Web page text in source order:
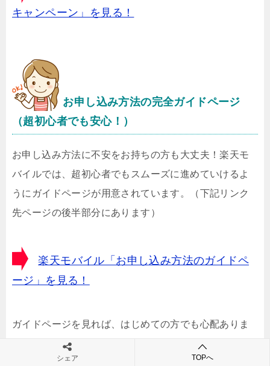
キャンペーン」を見る！
お申し込み方法の完全ガイドページ
（超初心者でも安心！）
お申し込み方法に不安をお持ちの方も大丈夫！楽天モ
バイルでは、超初心者でもスムーズに進めていけるよ
うにガイドページが用意されています。（下記リンク
先ページの後半部分にあります）
楽天モバイル「お申し込み方法のガイドペ
ージ」を見る！
ガイドページを見れば、はじめての方でも心配ありま
せん。少しでも疑問・不安を感じる部分があるなら、
ガイドページを見るようにしてください。
シェア TOPへ